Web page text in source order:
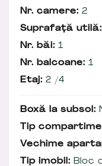
Nr. camere: 2
Suprafață utilă:
Nr. băi: 1
Nr. balcoane: 1
Etaj: 2 /4
Boxă la subsol:
Tip
Vechime
Tip imobil: Bloc